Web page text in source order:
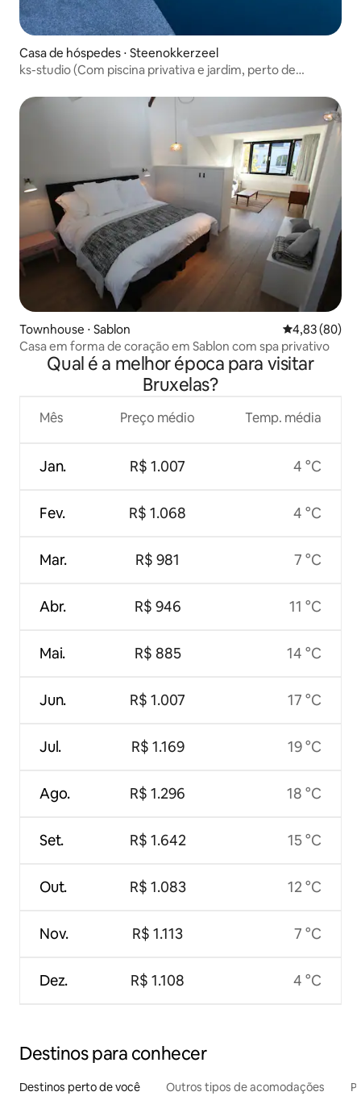
Casa de hóspedes ⋅ Steenokkerzeel
ks-studio (Com piscina privativa e jardim, perto de
Townhouse ⋅ Sablon 4,83 de uma
4,83 (80)
Casa em forma de coração em Sablon com spa privativo
Qual é a melhor época para visitar
Bruxelas?
Mês
Jan.
Fev.
Mar.
Abr.
Mai.
Jun.
Jul.
Ago.
Set.
Out.
Nov.
Dez.
Preço médio
R$ 1.007
R$ 1.068
R$ 981
R$ 946
R$ 885
R$ 1.007
R$ 1.169
R$ 1.296
R$ 1.642
R$ 1.083
R$ 1.113
R$ 1.108
Temp. média
4 °C
4 °C
7 °C
11 °C
14 °C
17 °C
19 °C
18 °C
15 °C
12 °C
7 °C
4 °C
Destinos para conhecer
Destinos perto de você Outros tipos de acomodações